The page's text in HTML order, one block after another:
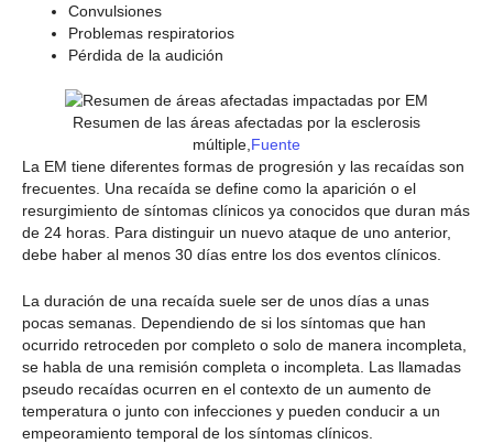
Convulsiones
Problemas respiratorios
Pérdida de la audición
Resumen de las áreas afectadas por la esclerosis
múltiple, Fuente
La EM tiene diferentes formas de progresión y las recaídas son
frecuentes. Una recaída se define como la aparición o el
resurgimiento de síntomas clínicos ya conocidos que duran más
de 24 horas. Para distinguir un nuevo ataque de uno anterior,
debe haber al menos 30 días entre los dos eventos clínicos.
La duración de una recaída suele ser de unos días a unas
pocas semanas. Dependiendo de si los síntomas que han
ocurrido retroceden por completo o solo de manera incompleta,
se habla de una remisión completa o incompleta. Las llamadas
pseudo recaídas ocurren en el contexto de un aumento de
temperatura o junto con infecciones y pueden conducir a un
empeoramiento temporal de los síntomas clínicos.